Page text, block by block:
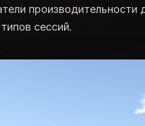
производительности
сессий.